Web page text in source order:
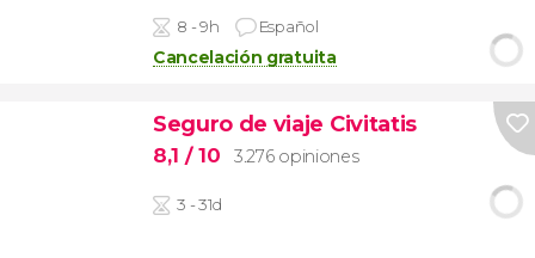
8 - 9h Español
Cancelación gratuita
Seguro de viaje Civitatis
8,1 / 10 3.276 opiniones
3 - 31d